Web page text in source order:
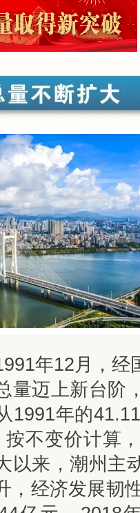
年12月，
量迈上新台阶
1991年的
按不变价计算
以来，潮州主
，经济发展韧